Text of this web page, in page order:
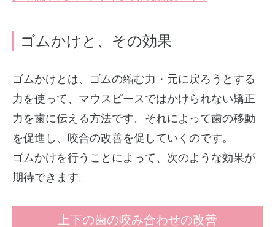
ゴムかけと、その効果
ゴムかけとは、ゴムの縮む力・元に戻ろうとする
力を使って、マウスピースではかけられない矯正
力を歯に伝える方法です。それによって歯の移動
を促進し、咬合の改善を促していくのです。
ゴムかけを行うことによって、次のような効果が
期待できます。
上下の歯の咬み合わせの改善